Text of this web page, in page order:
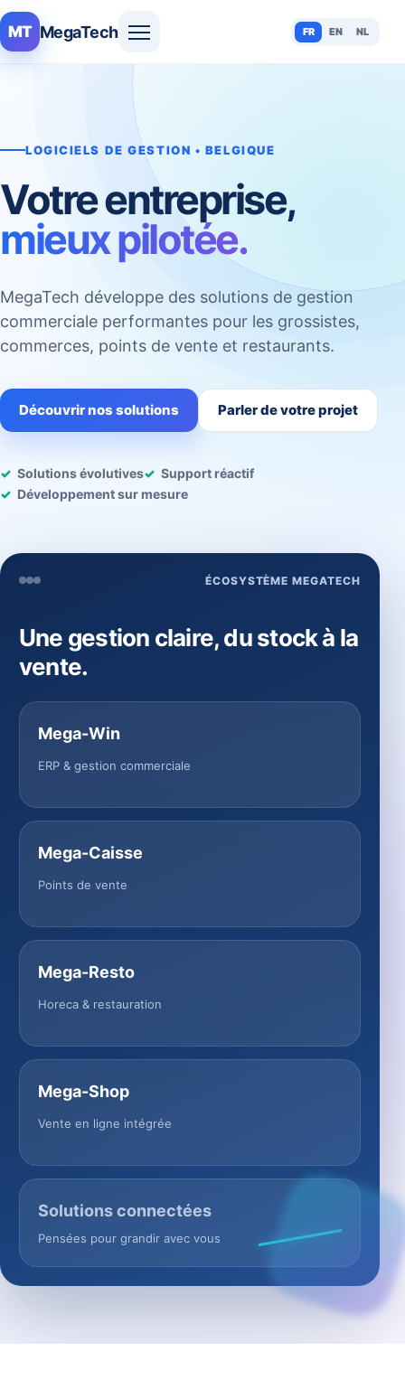
MT MegaTech FR EN NL
LOGICIELS DE GESTION • BELGIQUE
Votre entreprise,
mieux pilotée.
MegaTech développe des solutions de gestion
commerciale performantes pour les grossistes,
commerces, points de vente et restaurants.
Découvrir nos solutions Parler de votre projet
Solutions évolutives
Support réactif
Développement sur mesure
ÉCOSYSTÈME MEGATECH
Une gestion claire, du stock à la
vente.
Mega-Win
ERP & gestion commerciale
Mega-Caisse
Points de vente
Mega-Resto
Horeca & restauration
Mega-Shop
Vente en ligne intégrée
Solutions connectées
Pensées pour grandir avec vous